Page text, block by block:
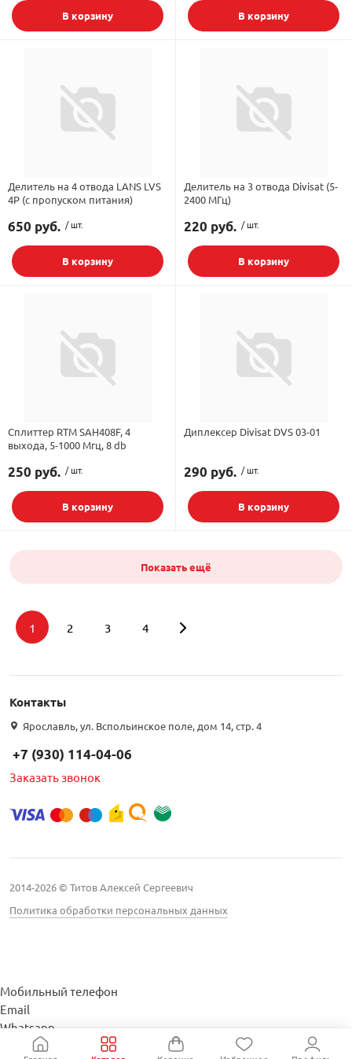
Интернет цена
Бренд
LANS (
Дельта (10
В корзину В корзину
Делитель на 4 отвода LANS LVS
4P (с пропуском питания)
650 руб. / шт.
В корзину
Делитель на 3 отвода Divisat (5-
2400 МГц)
220 руб. / шт.
В корзину
Сплиттер RTM SAH408F, 4
выхода, 5-1000 Мгц, 8 db
250 руб. / шт.
В корзину
Диплексер Divisat DVS 03-01
290 руб. / шт.
В корзину
Показать ещё
1 2 3 4
Контакты
Ярославль, ул. Вспольинское поле, дом 14, стр. 4
+7 (930) 114-04-06
Заказать звонок
2014-2026 © Титов Алексей Сергеевич
Политика обработки персональных данных
Мобильный телефон
Email
Whatsapp
Whatsapp